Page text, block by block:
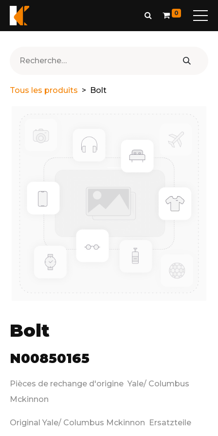
0
Tous les produits Bolt
Bolt
N00850165
Pièces de rechange d'origine Yale/ Columbus
Mckinnon
Original Yale/ Columbus Mckinnon Ersatzteile